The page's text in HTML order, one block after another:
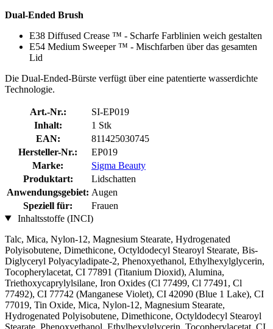
Dual-Ended Brush
E38 Diffused Crease ™ - Scharfe Farblinien weich gestalten
E54 Medium Sweeper ™ - Mischfarben über das gesamten
Lid
Die Dual-Ended-Bürste verfügt über eine patentierte wasserdichte
Technologie.
Art.-Nr.:
SI-EP019
Inhalt:
1 Stk
EAN:
811425030745
Hersteller-Nr.:
EP019
Marke:
Sigma Beauty
Produktart:
Lidschatten
Anwendungsgebiet: Augen
Speziell für:
Frauen
Inhaltsstoffe (INCI)
Talc, Mica, Nylon-12, Magnesium Stearate, Hydrogenated
Polyisobutene, Dimethicone, Octyldodecyl Stearoyl Stearate, Bis-
Diglyceryl Polyacyladipate-2, Phenoxyethanol, Ethylhexylglycerin,
Tocopherylacetat, CI 77891 (Titanium Dioxid), Alumina,
Triethoxycaprylylsilane, Iron Oxides (Cl 77499, Cl 77491, Cl
77492), CI 77742 (Manganese Violet), CI 42090 (Blue 1 Lake), CI
77019, Tin Oxide, Mica, Nylon-12, Magnesium Stearate,
Hydrogenated Polyisobutene, Dimethicone, Octyldodecyl Stearoyl
Stearate, Phenoxyethanol, Ethylhexylglycerin, Tocopherylacetat, CI